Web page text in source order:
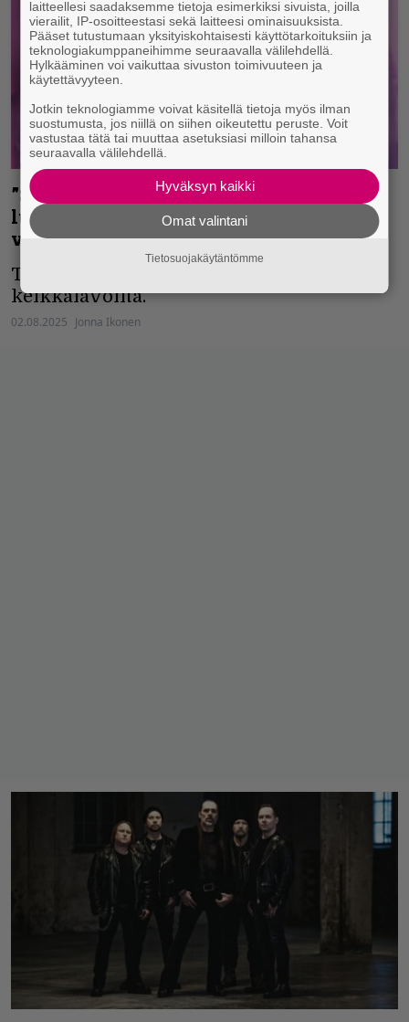
”Sanoin ’vitut’ ja tulin takaisin
luoksenne” – Vince Neil lavalla lähes
vuoden tauon jälkeen
Terveyshuolet pakottivat Neilin sivuun
keikkalavoilta.
02.08.2025 Jonna Ikonen
laitteellesi saadaksemme tietoja esimerkiksi sivuista, joilla
vierailit, IP-osoitteestasi sekä laitteesi ominaisuuksista.
Pääset tutustumaan yksityiskohtaisesti käyttötarkoituksiin ja
teknologiakumppaneihimme seuraavalla välilehdellä.
Hylkääminen voi vaikuttaa sivuston toimivuuteen ja
käytettävyyteen.
Jotkin teknologiamme voivat käsitellä tietoja myös ilman
suostumusta, jos niillä on siihen oikeutettu peruste. Voit
vastustaa tätä tai muuttaa asetuksiasi milloin tahansa
seuraavalla välilehdellä.
Hyväksyn kaikki
Omat valintani
Tietosuojakäytäntömme